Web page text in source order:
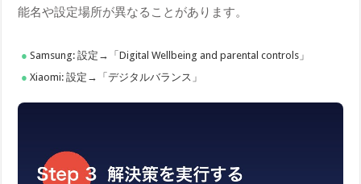
能名や設定場所が異なることがあります。
Samsung: 設定→「Digital Wellbeing a​nd parental controls」
Xiaomi: 設定→「デジタルバランス」